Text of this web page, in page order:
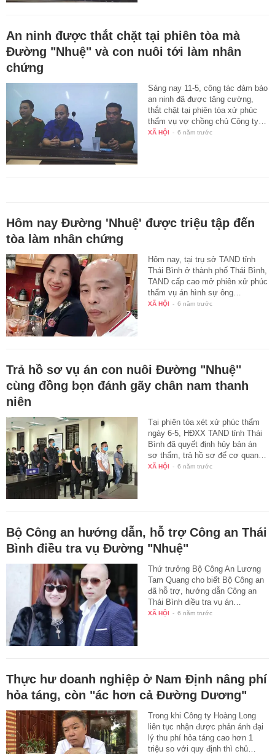
An ninh được thắt chặt tại phiên tòa mà
Đường "Nhuệ" và con nuôi tới làm nhân
chứng
Sáng nay 11-5, công tác đảm bảo
an ninh đã được tăng cường,
thắt chặt tại phiên tòa xử phúc
thẩm vụ vợ chồng chủ Công ty…
XÃ HỘI - 6 năm trước
Hôm nay Ðường 'Nhuệ' được triệu tập đến
tòa làm nhân chứng
Hôm nay, tại trụ sở TAND tỉnh
Thái Bình ở thành phố Thái Bình,
TAND cấp cao mở phiên xử phúc
thẩm vụ án hình sự ông…
XÃ HỘI - 6 năm trước
Trả hồ sơ vụ án con nuôi Đường "Nhuệ"
cùng đồng bọn đánh gãy chân nam thanh
niên
Tại phiên tòa xét xử phúc thẩm
ngày 6-5, HĐXX TAND tỉnh Thái
Bình đã quyết định hủy bản án
sơ thẩm, trả hồ sơ để cơ quan…
XÃ HỘI - 6 năm trước
Bộ Công an hướng dẫn, hỗ trợ Công an Thái
Bình điều tra vụ Đường "Nhuệ"
Thứ trưởng Bộ Công An Lương
Tam Quang cho biết Bộ Công an
đã hỗ trợ, hướng dẫn Công an
Thái Bình điều tra vụ án…
XÃ HỘI - 6 năm trước
Thực hư doanh nghiệp ở Nam Định nâng phí
hỏa táng, còn "ác hơn cả Đường Dương"
Trong khi Công ty Hoàng Long
liên tục nhận được phản ánh đại
lý thu phí hỏa táng cao hơn 1
triệu so với quy định thì chủ…